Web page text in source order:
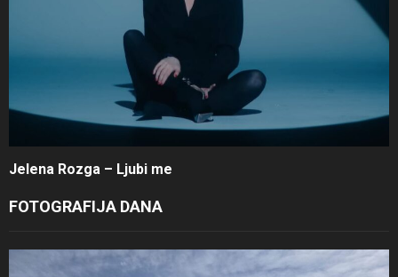
Jelena Rozga – Ljubi me
FOTOGRAFIJA DANA